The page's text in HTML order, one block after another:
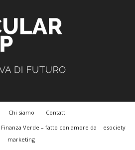
Chi siamo
Contatti
Verde – fatto con amore da
esociety
marketing